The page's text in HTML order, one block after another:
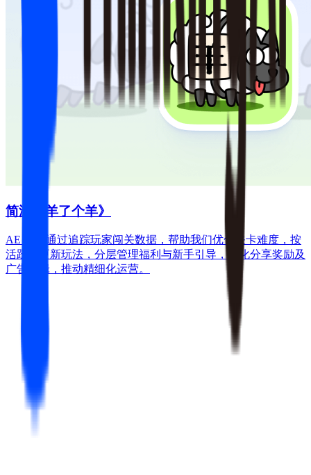
简游《羊了个羊》
AE 系统通过追踪玩家闯关数据，帮助我们优化关卡难度，按
活跃度更新玩法，分层管理福利与新手引导，优化分享奖励及
广告逻辑，推动精细化运营。